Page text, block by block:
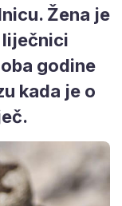
Žena je
liječnici
godine
kada je o